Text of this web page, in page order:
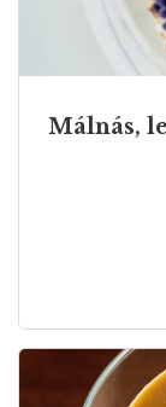
Málnás,